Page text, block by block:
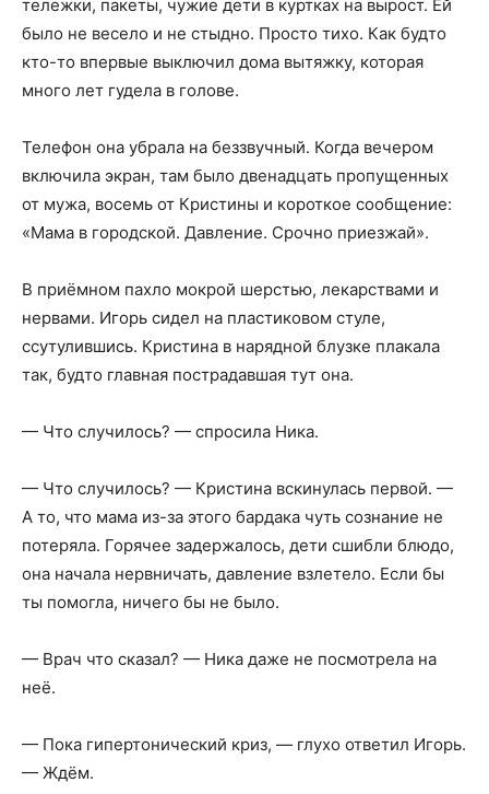
тележки, пакеты, чужие дети в куртках на вырост. Ей
было не весело и не стыдно. Просто тихо. Как будто
кто-то впервые выключил дома вытяжку, которая
много лет гудела в голове.
Телефон она убрала на беззвучный. Когда вечером
включила экран, там было двенадцать пропущенных
от мужа, восемь от Кристины и короткое сообщение:
«Мама в городской. Давление. Срочно приезжай».
В приёмном пахло мокрой шерстью, лекарствами и
нервами. Игорь сидел на пластиковом стуле,
ссутулившись. Кристина в нарядной блузке плакала
так, будто главная пострадавшая тут она.
— Что случилось? — спросила Ника.
— Что случилось? — Кристина вскинулась первой. —
А то, что мама из-за этого бардака чуть сознание не
потеряла. Горячее задержалось, дети сшибли блюдо,
она начала нервничать, давление взлетело. Если бы
ты помогла, ничего бы не было.
— Врач что сказал? — Ника даже не посмотрела на
неё.
— Пока гипертонический криз, — глухо ответил Игорь.
— Ждём.